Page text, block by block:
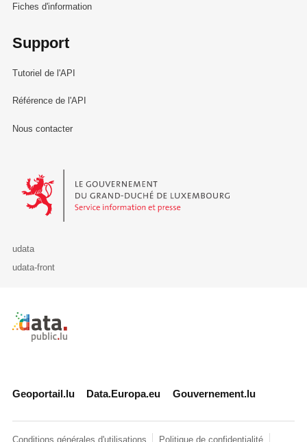
Fiches d'information
Support
Tutoriel de l'API
Référence de l'API
Nous contacter
Le Gouvernement du Grand-Duché de Luxembourg - Service
udata
udata-front
Retour à l'accueil de data.public.lu
Geoportail.lu Data.Europa.eu Gouvernement.lu
Conditions générales d'utilisations Politique de confidentialité